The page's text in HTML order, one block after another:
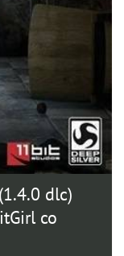
dlc)
со